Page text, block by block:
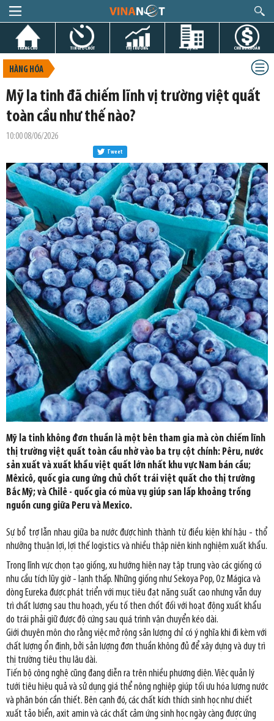
TRANG CHỦ TIN GIỜ CHÓT THỊ TRƯỜNG DỰ ÁN CHỨNG KHOÁN
HÀNG HÓA
Mỹ la tinh đã chiếm lĩnh vị trường việt quất
toàn cầu như thế nào?
10:00 08/06/2026
Tweet
Mỹ la tinh không đơn thuần là một bên tham gia mà còn chiếm lĩnh
thị trường việt quất toàn cầu nhờ vào ba trụ cột chính: Pêru, nước
sản xuất và xuất khẩu việt quất lớn nhất khu vực Nam bán cầu;
Mêxicô, quốc gia cung ứng chủ chốt trái việt quất cho thị trường
Bắc Mỹ; và Chilê - quốc gia có mùa vụ giúp san lấp khoảng trống
nguồn cung giữa Peru và Mexico.
Sự bổ trợ lẫn nhau giữa ba nước được hình thành từ điều kiện khí hậu - thổ
nhưỡng thuận lợi, lợi thế logistics và nhiều thập niên kinh nghiệm xuất khẩu.
Trong lĩnh vực chọn tạo giống, xu hướng hiện nay tập trung vào các giống có
nhu cầu tích lũy giờ - lạnh thấp. Những giống như Sekoya Pop, Oz Mágica và
dòng Eureka được phát triển với mục tiêu đạt năng suất cao nhưng vẫn duy
trì chất lượng sau thu hoạch, yếu tố then chốt đối với hoạt động xuất khẩu
do trái phải giữ được độ cứng sau quá trình vận chuyển kéo dài.
Giới chuyên môn cho rằng việc mở rộng sản lượng chỉ có ý nghĩa khi đi kèm với
chất lượng ổn định, bởi sản lượng đơn thuần không đủ để xây dựng và duy trì
thị trường tiêu thụ lâu dài.
Tiến bộ công nghệ cũng đang diễn ra trên nhiều phương diện. Việc quản lý
tưới tiêu hiệu quả và sử dụng giá thể nông nghiệp giúp tối ưu hóa lượng nước
và phân bón cần thiết. Bên cạnh đó, các chất kích thích sinh học như chiết
xuất tảo biển, axit amin và các chất cảm ứng sinh học ngày càng được ứng